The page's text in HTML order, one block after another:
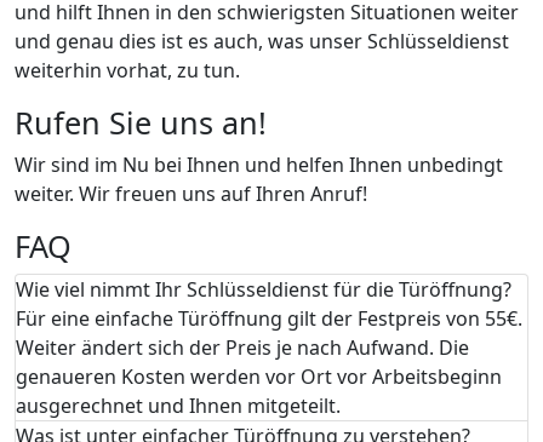
und hilft Ihnen in den schwierigsten Situationen weiter
und genau dies ist es auch, was unser Schlüsseldienst
weiterhin vorhat, zu tun.
Rufen Sie uns an!
Wir sind im Nu bei Ihnen und helfen Ihnen unbedingt
weiter. Wir freuen uns auf Ihren Anruf!
FAQ
Wie viel nimmt Ihr Schlüsseldienst für die Türöffnung?
Für eine einfache Türöffnung gilt der Festpreis von 55€.
Weiter ändert sich der Preis je nach Aufwand. Die
genaueren Kosten werden vor Ort vor Arbeitsbeginn
ausgerechnet und Ihnen mitgeteilt.
Was ist unter einfacher Türöffnung zu verstehen?